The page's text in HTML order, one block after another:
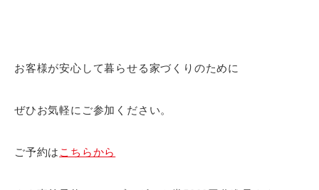
お客様が安心して暮らせる家づくりのために
ぜひお気軽にご参加ください。
ご予約は こちらから